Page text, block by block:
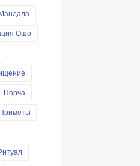
Ошо
Порча
Приметы